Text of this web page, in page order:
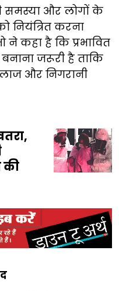
समस्या और लोगों के
नियंत्रित करना
ने कहा है कि प्रभावित
जरूरी है ताकि
और निगरानी
की